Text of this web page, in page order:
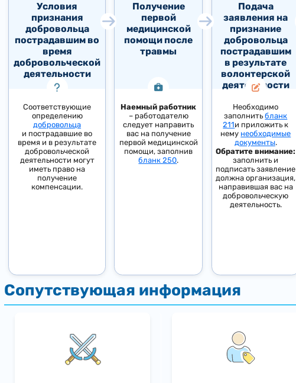
Условия
признания
добровольца
пострадавшим во
время
добровольческой
деятельности
Соответствующие
определению
добровольца
и пострадавшие во
время и в результате
добровольческой
деятельности могут
иметь право на
получение
компенсации.
Получение
первой
медицинской
помощи после
травмы
Наемный работник
– работодателю
следует направить
вас на получение
первой медицинской
помощи, заполнив
бланк 250.
Подача
заявления на
признание
добровольца
пострадавшим
в результате
волонтерской
деятельности
Необходимо
заполнитьбланк
211и приложить к
нему необходимые
документы.
Обратите внимание:
заполнить и
подписать заявление
должна организация,
направившая вас на
добровольческую
деятельность.